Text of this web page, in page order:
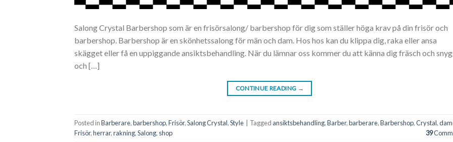
Salong Crystal Barbershop som är en frisörsalong/ barbershop för dig som ställer höga krav på din frisör och
barbershop. Barbershop är en skönhetssalong för män och dam. Hos hos kan du klippa dig, raka eller ansa
skägget eller få en uppiggande ansiktsbehandling. När du lämnar oss kommer du att känna dig fräsch och
och […]
CONTINUE READING →
Posted inBarberare,barbershop,Frisör,Salong Crystal,Style Tagged ansiktsbehandling,Barber,barberare,Barbershop,Crystal,
Frisör,herrar,rakning,Salong, shop 39